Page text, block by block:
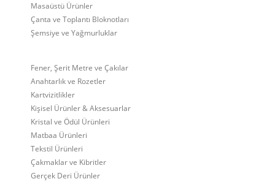
Masaüstü Ürünler
Çanta ve Toplantı Bloknotları
Şemsiye ve Yağmurluklar
Fener, Şerit Metre ve Çakılar
Anahtarlık ve Rozetler
Kartvizitlikler
Kişisel Ürünler & Aksesuarlar
Kristal ve Ödül Ürünleri
Matbaa Ürünleri
Tekstil Ürünleri
Çakmaklar ve Kibritler
Gerçek Deri Ürünler